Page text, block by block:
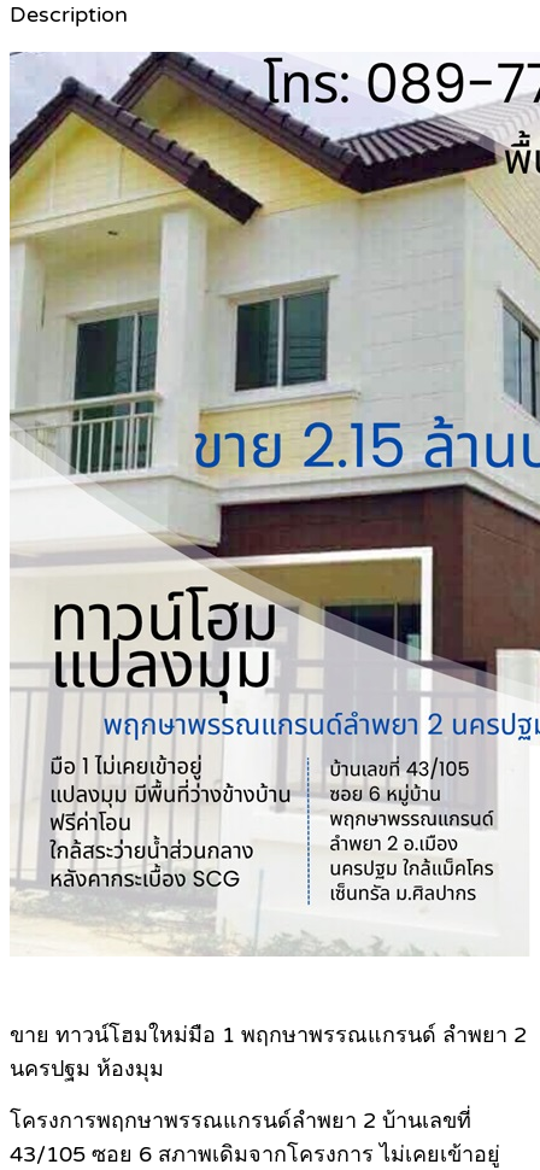
Description
ขาย ทาวน์โฮมใหม่มือ 1 พฤกษาพรรณแกรนด์ ลำพยา 2
นครปฐม ห้องมุม
โครงการพฤกษาพรรณแกรนด์ลำพยา 2 บ้านเลขที่
43/105 ซอย 6 สภาพเดิมจากโครงการ ไม่เคยเข้าอยู่